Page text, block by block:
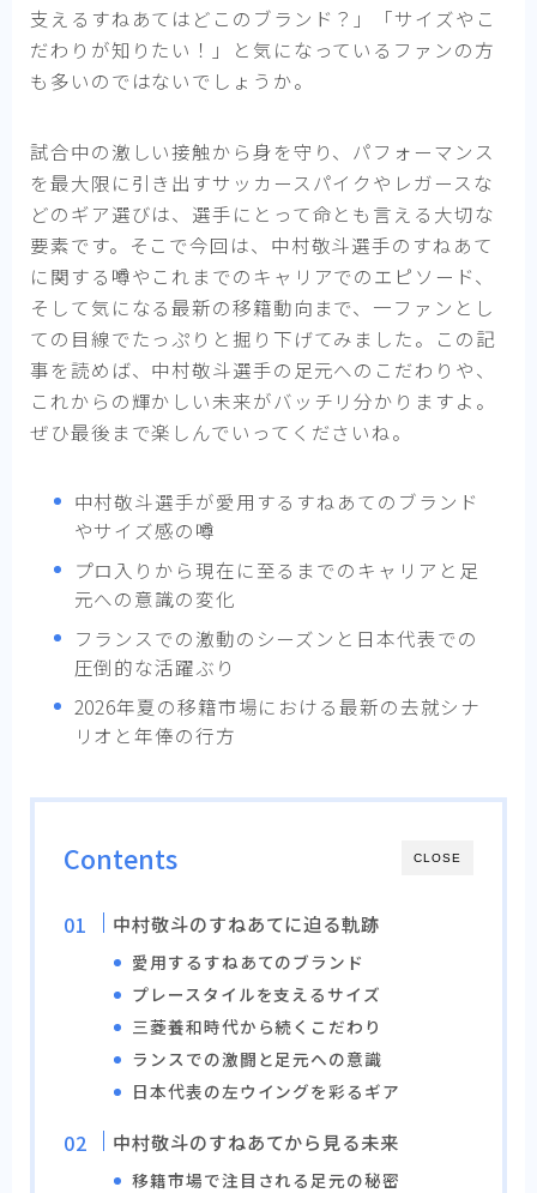
支えるすねあてはどこのブランド？」「サイズやこ
だわりが知りたい！」と気になっているファンの方
も多いのではないでしょうか。
試合中の激しい接触から身を守り、パフォーマンス
を最大限に引き出すサッカースパイクやレガースな
どのギア選びは、選手にとって命とも言える大切な
要素です。そこで今回は、中村敬斗選手のすねあて
に関する噂やこれまでのキャリアでのエピソード、
そして気になる最新の移籍動向まで、一ファンとし
ての目線でたっぷりと掘り下げてみました。この記
事を読めば、中村敬斗選手の足元へのこだわりや、
これからの輝かしい未来がバッチリ分かりますよ。
ぜひ最後まで楽しんでいってくださいね。
中村敬斗選手が愛用するすねあてのブランド
やサイズ感の噂
プロ入りから現在に至るまでのキャリアと足
元への意識の変化
フランスでの激動のシーズンと日本代表での
圧倒的な活躍ぶり
2026年夏の移籍市場における最新の去就シナ
リオと年俸の行方
CLOSE
Contents
中村敬斗のすねあてに迫る軌跡
愛用するすねあてのブランド
プレースタイルを支えるサイズ
三菱養和時代から続くこだわり
ランスでの激闘と足元への意識
日本代表の左ウイングを彩るギア
中村敬斗のすねあてから見る未来
移籍市場で注目される足元の秘密